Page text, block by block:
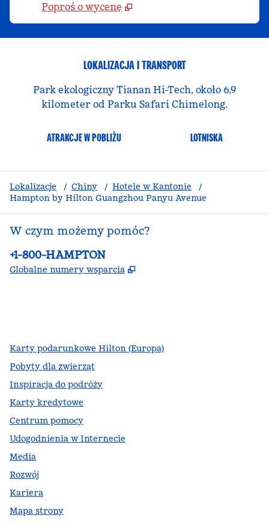
Poproś o wycenę
LOKALIZACJA I TRANSPORT
Park ekologiczny Tianan Hi-Tech, około 6,9
kilometer od Parku Safari Chimelong.
ATRAKCJE W POBLIŻU LOTNISKA
Lokalizacje / Chiny / Hotele w Kantonie
/
Hampton by Hilton Guangzhou Panyu Avenue
W czym możemy pomóc?
Telefon:
+1-800-HAMPTON
Globalne numery wsparcia ,
Karty podarunkowe Hilton (Europa)
Pobyty dla zwierząt
Inspiracja do podróży
Karty kredytowe
Centrum pomocy
Udogodnienia w Internecie
Media
Rozwój
Kariera
Mapa strony